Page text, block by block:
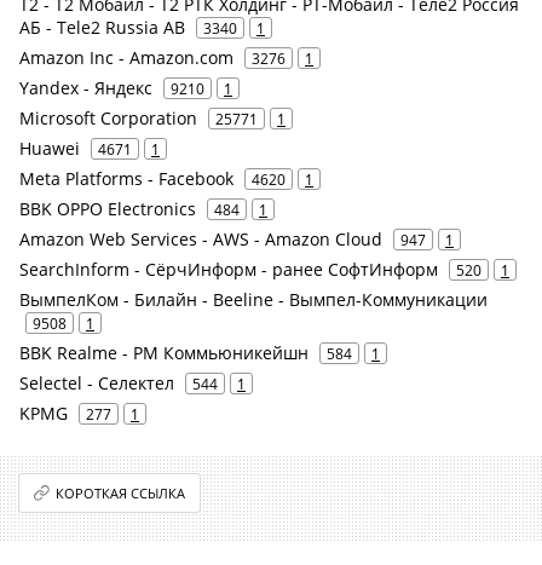
АБ - Tele2 Russia AB
3340 1
Amazon Inc - Amazon.com 3276 1
Yandex - Яндекс 9210 1
Microsoft Corporation 25771 1
Huawei 4671 1
Meta Platforms - Facebook 4620 1
BBK OPPO Electronics 484 1
Amazon Web Services - AWS - Amazon Cloud 947 1
SearchInform - СёрчИнформ - ранее СофтИнформ 520 1
ВымпелКом - Билайн - Beeline - Вымпел-Коммуникации
9508 1
BBK Realme - РМ Коммьюникейшн 584 1
Selectel - Селектел 544 1
KPMG 277 1
КОРОТКАЯ ССЫЛКА